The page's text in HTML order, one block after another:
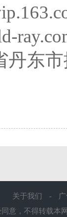
丹东
关于我们 -
同意，不得转载本